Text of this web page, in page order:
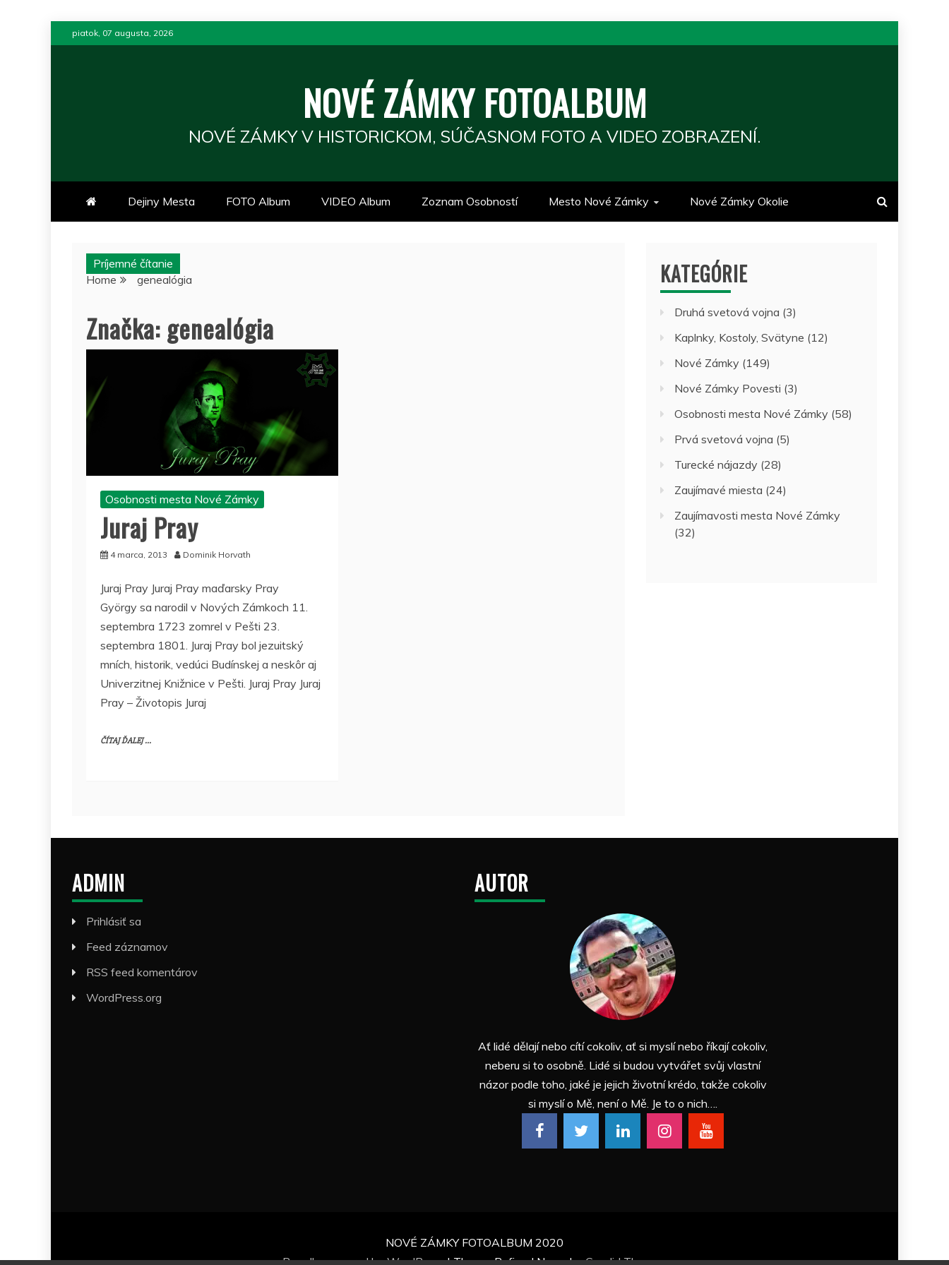
to
piatok, 07 augusta, 2026
NOVÉ ZÁMKY FOTOALBUM
NOVÉ ZÁMKY V HISTORICKOM, SÚČASNOM FOTO A VIDEO ZOBRAZENÍ.
Dejiny Mesta FOTO Album VIDEO Album Zoznam Osobností Mesto Nové Zámky Nové Zámky Okolie
Príjemné čítanie
Home
genealógia
Značka: genealógia
Osobnosti mesta Nové Zámky
Juraj Pray
4 marca, 2013 Dominik Horvath
Juraj Pray Juraj Pray maďarsky Pray
György sa narodil v Nových Zámkoch 11.
septembra 1723 zomrel v Pešti 23.
septembra 1801. Juraj Pray bol jezuitský
mních, historik, vedúci Budínskej a neskôr aj
Univerzitnej Knižnice v Pešti. Juraj Pray Juraj
Pray – Životopis Juraj
ČÍTAJ ĎALEJ ...
KATEGÓRIE
Druhá svetová vojna (3)
Kaplnky, Kostoly, Svätyne (12)
Nové Zámky (149)
Nové Zámky Povesti (3)
Osobnosti mesta Nové Zámky (58)
Prvá svetová vojna (5)
Turecké nájazdy (28)
Zaujímavé miesta (24)
Zaujímavosti mesta Nové Zámky
(32)
ADMIN
Prihlásiť sa
Feed záznamov
RSS feed komentárov
WordPress.org
AUTOR
Ať lidé dělají nebo cítí cokoliv, ať si myslí nebo říkají cokoliv,
neberu si to osobně. Lidé si budou vytvářet svůj vlastní
názor podle toho, jaké je jejich životní krédo, takže cokoliv
si myslí o Mě, není o Mě. Je to o nich….
NOVÉ ZÁMKY FOTOALBUM 2020
Proudly powered by WordPress|Theme: Refined News byCandid Themes.